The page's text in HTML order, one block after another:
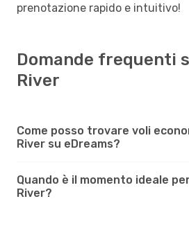
prenotazione rapido e intuitivo!
Domande frequenti
River
Come posso trovare voli
River su eDreams?
Quando è il momento ideale
River?